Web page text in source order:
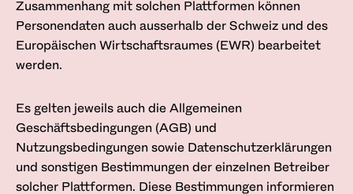
Zusammenhang mit solchen Plattformen können
Personendaten auch ausserhalb der Schweiz und des
Europäischen Wirtschaftsraumes (EWR) bearbeitet
werden.
Es gelten jeweils auch die Allgemeinen
Geschäftsbedingungen (AGB) und
Nutzungsbedingungen sowie Datenschutzerklärungen
und sonstigen Bestimmungen der einzelnen Betreiber
solcher Plattformen. Diese Bestimmungen informieren